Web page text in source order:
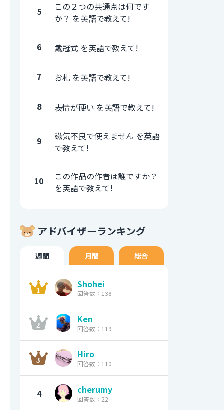
5
この２つの共通点は何です
か？ を英語で教えて!
6 戴冠式 を英語で教えて!
7 お札 を英語で教えて!
8 表情が硬い を英語で教えて!
9
磁気不良で使えません を英語
で教えて!
10
この作品の作者は誰ですか？
を英語で教えて!
アドバイザーランキング
週間 月間 総合
Shohei
回答数：138
Ken
回答数：119
Hiro
回答数：110
4 cherumy
回答数：22